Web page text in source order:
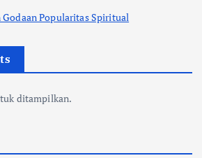
Popularitas Spiritual
ditampilkan.